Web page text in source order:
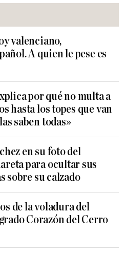
valenciano,
A quien le pese es
por qué no multa a
hasta los topes que van
saben todas»
en su foto del
para ocultar sus
sobre su calzado
de la voladura del
Corazón del Cerro